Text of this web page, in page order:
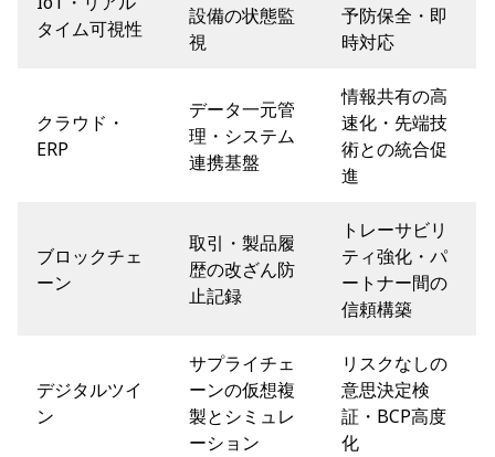
タイム可視性
設備の状態監
視
予防保全・即
時対応
クラウド・
ERP
データ一元管
理・システム
連携基盤
情報共有の高
速化・先端技
術との統合促
進
ブロックチェ
ーン
取引・製品履
歴の改ざん防
止記録
トレーサビリ
ティ強化・パ
ートナー間の
信頼構築
デジタルツイ
ン
サプライチェ
ーンの仮想複
製とシミュレ
ーション
リスクなしの
意思決定検
証・BCP高度
化